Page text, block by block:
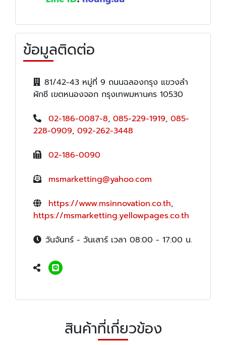
ข้อมูลติดต่อ
81/42-43 หมู่ที่ 9 ถนนฉลองกรุง แขวงลำ
ผักชี เขตหนองจอก กรุงเทพมหานคร 10530
02-186-0087-8, 085-229-1919, 085-
228-0909, 092-262-3448
02-186-0090
msmarketting@yahoo.com
https://www.msinnovation.co.th,
https://msmarketting.yellowpages.co.th
วันจันทร์ - วันเสาร์ เวลา 08:00 - 17:00 น.
สินค้าที่เกี่ยวข้อง